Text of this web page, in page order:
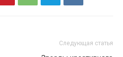
Следующая статья